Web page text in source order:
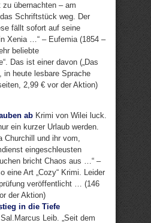
übernachten – am
Schriftstück weg. Der
fällt sofort auf seine
Xenia …“ – Eufemia (1854 –
beliebte
Das ist einer davon („Das
in heute lesbare Sprache
2,99 € vor der Aktion)
ab Krimi von Wilei luck.
ein kurzer Urlaub werden.
Churchill und ihr vom,
eingeschleusten
bricht Chaos aus …“ –
eine Art „Cozy“ Krimi. Leider
veröffentlicht … (146
der Aktion)
in die Tiefe
Leib. „Seit dem